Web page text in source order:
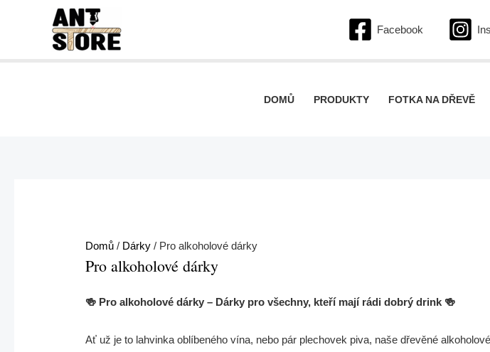
Facebook
DOMŮ PRODUKTY FOTKA NA DŘEVĚ
Domů / Dárky / Pro alkoholové dárky
Pro alkoholové dárky
🍻 Pro alkoholové dárky – Dárky pro všechny, kteří mají rádi dobrý drink 🍻
Ať už je to lahvinka oblíbeného vína, nebo pár plechovek piva, naše dřevěné